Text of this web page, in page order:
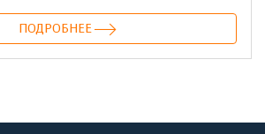
ПОДРОБНЕЕ